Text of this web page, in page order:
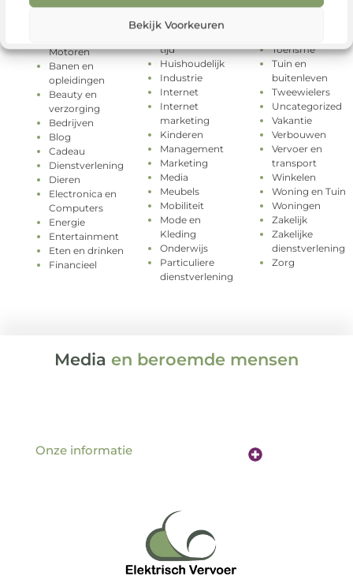
Bekijk Voorkeuren
Motoren
Banen en
opleidingen
Beauty en
verzorging
Bedrijven
Blog
Cadeau
Dienstverlening
Dieren
Electronica en
Computers
Energie
Entertainment
Eten en drinken
Financieel
Gezondheid
Groothandel
tijd
Huishoudelijk
Industrie
Internet
Internet
marketing
Kinderen
Management
Marketing
Media
Meubels
Mobiliteit
Mode en
Kleding
Onderwijs
Particuliere
dienstverlening
Relatie
Toerisme
Tuin en
buitenleven
Tweewielers
Uncategorized
Vakantie
Verbouwen
Vervoer en
transport
Winkelen
Woning en Tuin
Woningen
Zakelijk
Zakelijke
dienstverlening
Zorg
Media en beroemde mensen
Onze informatie